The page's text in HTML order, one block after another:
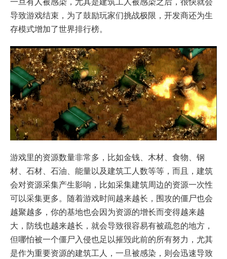
导致游戏结束，为了鼓励玩家们挑战极限，开发商还为生
存模式增加了世界排行榜。
游戏里的资源数量非常多，比如金钱、木材、食物、钢
材、石材、石油、能量以及建筑工人数等等，而且，建筑
会对资源采集产生影响，比如采集建筑周边的资源一次性
可以采集更多。随着游戏时间越来越长，围攻的僵尸也会
越聚越多，你的基地也会因为资源的增长而变得越来越
大，防线也越来越长，就会导致很容易有被疏忽的地方，
但哪怕被一个僵尸入侵也足以摧毁此前的所有努力，尤其
是作为重要资源的建筑工人，一旦被感染，则会迅速导致